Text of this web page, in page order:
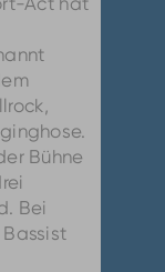
Bühne
Bei